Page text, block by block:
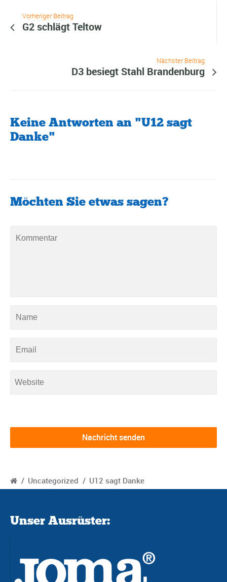
Vorheriger Beitrag
G2 schlägt Teltow
Nächster Beitrag
D3 besiegt Stahl Brandenburg
Keine Antworten an "U12 sagt
Danke"
Möchten Sie etwas sagen?
/ Uncategorized / U12 sagt Danke
Unser Ausrüster: